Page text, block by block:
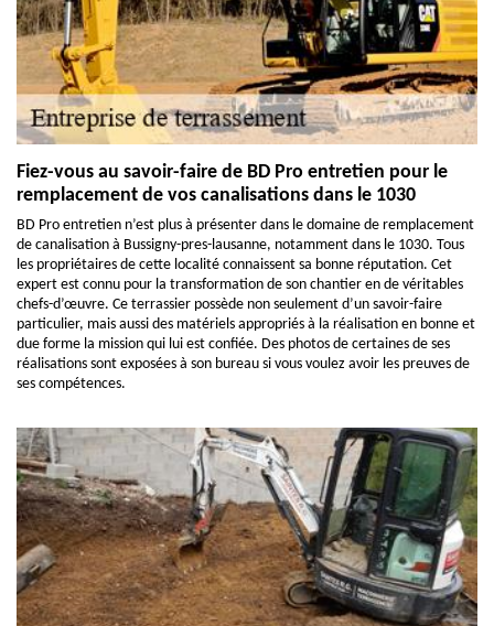
Fiez-vous au savoir-faire de BD Pro entretien pour le
remplacement de vos canalisations dans le 1030
BD Pro entretien n’est plus à présenter dans le domaine de remplacement
de canalisation à Bussigny-pres-lausanne, notamment dans le 1030. Tous
les propriétaires de cette localité connaissent sa bonne réputation. Cet
expert est connu pour la transformation de son chantier en de véritables
chefs-d’œuvre. Ce terrassier possède non seulement d’un savoir-faire
particulier, mais aussi des matériels appropriés à la réalisation en bonne et
due forme la mission qui lui est confiée. Des photos de certaines de ses
réalisations sont exposées à son bureau si vous voulez avoir les preuves de
ses compétences.